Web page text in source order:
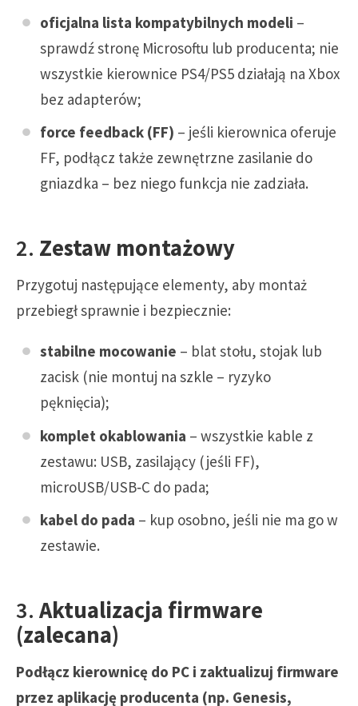
oficjalna lista kompatybilnych modeli –
sprawdź stronę Microsoftu lub producenta; nie
wszystkie kierownice PS4/PS5 działają na Xbox
bez adapterów;
force feedback (FF) – jeśli kierownica oferuje
FF, podłącz także zewnętrzne zasilanie do
gniazdka – bez niego funkcja nie zadziała.
2. Zestaw montażowy
Przygotuj następujące elementy, aby montaż
przebiegł sprawnie i bezpiecznie:
stabilne mocowanie – blat stołu, stojak lub
zacisk (nie montuj na szkle – ryzyko
pęknięcia);
komplet okablowania – wszystkie kable z
zestawu: USB, zasilający (jeśli FF),
microUSB/USB‑C do pada;
kabel do pada – kup osobno, jeśli nie ma go w
zestawie.
3. Aktualizacja firmware
(zalecana)
Podłącz kierownicę do PC i zaktualizuj firmware
przez aplikację producenta (np. Genesis,